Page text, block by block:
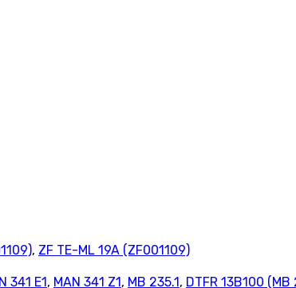
, ZF TE-ML 19A (ZF001109)
341 E1, MAN 341 Z1, MB 235.1, DTFR 13B100 (MB